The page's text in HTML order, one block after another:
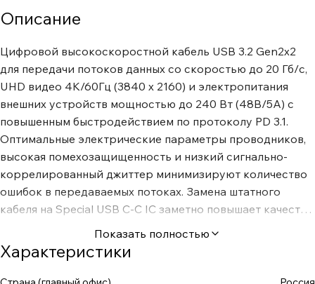
Описание
Цифровой высокоскоростной кабель USB 3.2 Gen2x2
для передачи потоков данных со скоростью до 20 Гб/с,
UHD видео 4K/60Гц (3840 х 2160) и электропитания
внешних устройств мощностью до 240 Вт (48В/5А) с
повышенным быстродействием по протоколу PD 3.1.
Оптимальные электрические параметры проводников,
высокая помехозащищенность и низкий сигнально-
коррелированный джиттер минимизируют количество
ошибок в передаваемых потоках. Замена штатного
кабеля на Special USB C-C IC заметно повышает качество
звучания и видео изображения. Особенности: Тип:
цифровой высокоскоростной кабель USB 3.2 Gen2x2
Поддерживает: Hi-Res Audio до 32 бит/768 кГц
(PCM/DSD1024) и UHD видео 4K/60Гц (3840 x 2160),
Показать полностью
Характеристики